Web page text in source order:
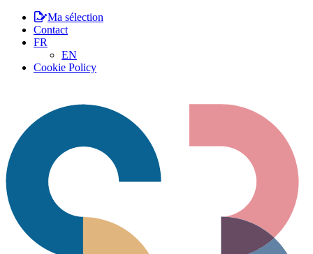
Ma sélection
Contact
FR
EN
Cookie Policy